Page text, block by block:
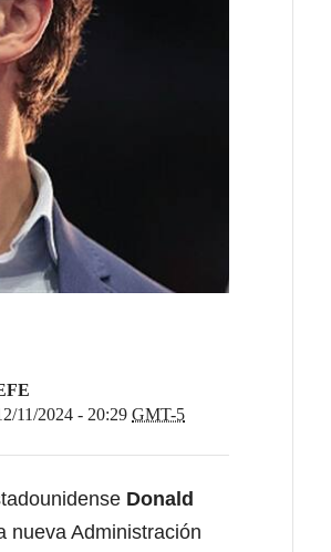
11/2024 - 20:29 GMT-5
Donald
nueva Administración